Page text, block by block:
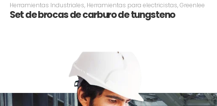
Herramientas Industriales, Herramientas para electricistas,Greenlee
Set de brocas de carburo de tungsteno